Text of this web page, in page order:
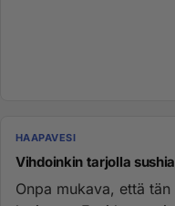
HAAPAVESI
Vihdoinkin tarjolla
Onpa mukava, että